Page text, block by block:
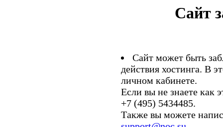
Сайт
Сайт может быть
действия хостинга. В
личном кабинете.
Если вы не знаете как
+7 (495) 5434485.
Также вы можете